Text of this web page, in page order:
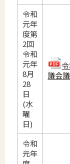
令和
元年
度第
2回
令和
元年
8月
28
日
(水
曜
日)
議会
令和
元年